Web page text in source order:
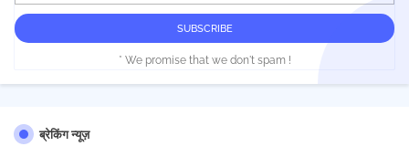
* We promise that we don't spam !
ब्रेकिंग न्यूज़